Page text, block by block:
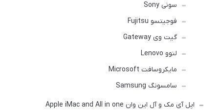
سونی Sony
فوجیتسو Fujitsu
گیت وی Gateway
لنوو Lenovo
مایکروسافت Microsoft
سامسونگ Samsung
اپل آی مک و آل این وان Apple iMac and All in one